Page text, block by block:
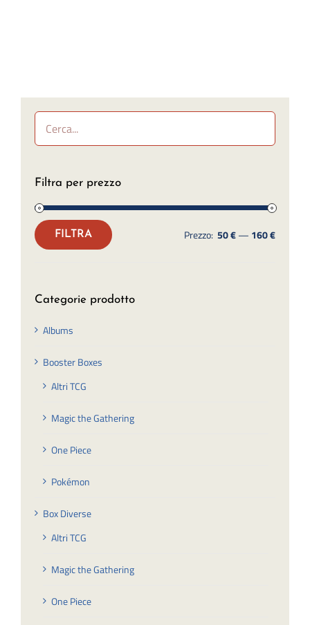
Filtra per prezzo
Prezzo
Prezzo
FILTRA Prezzo: 50 €— 160 €
Categorie prodotto
Albums
Booster Boxes
Altri TCG
Magic the Gathering
One Piece
Pokémon
Box Diverse
Altri TCG
Magic the Gathering
One Piece